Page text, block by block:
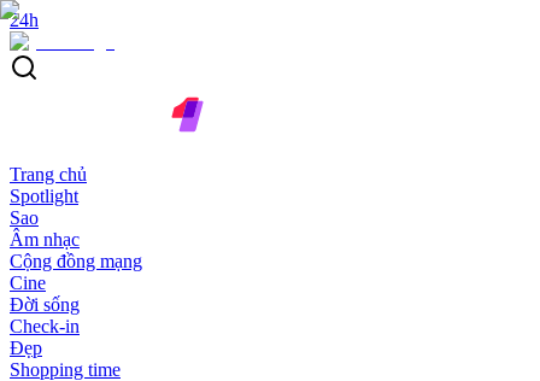
24h
Trang chủ
Spotlight
Sao
Âm nhạc
Cộng đồng mạng
Cine
Đời sống
Check-in
Đẹp
Shopping time